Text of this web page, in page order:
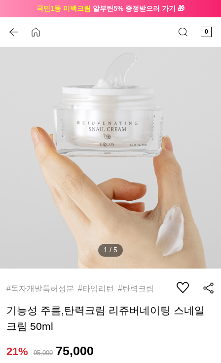
국민1등 미백크림 알부틴5% 증정받으러 가기 🎁
0
1 / 5
#독자개발특허성분 #타임리턴 #탄력크림
기능성 주름,탄력크림 리쥬버네이팅 스네일
크림 50ml
21% 95,000 75,000